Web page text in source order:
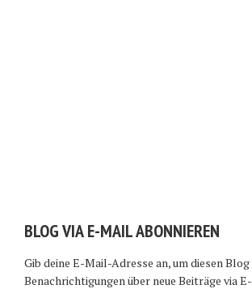
BLOG VIA E-MAIL ABONNIEREN
Gib deine E-Mail-Adresse an, um diesen
Benachrichtigungen über neue Beiträge via